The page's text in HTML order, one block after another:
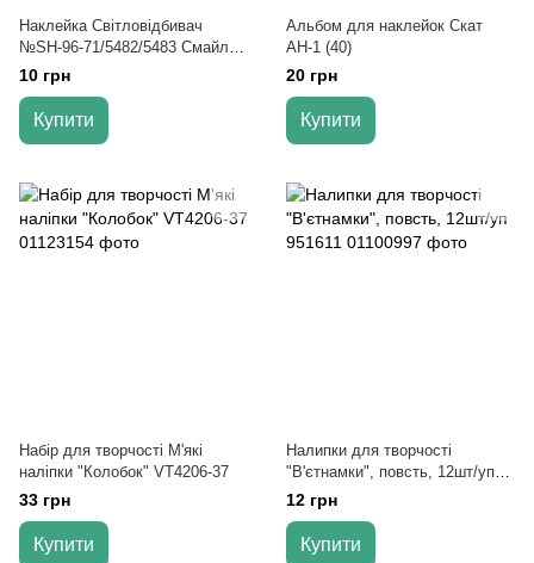
Наклейка Світловідбивач
№SH-96-71/5482/5483 Смайл/
Лапа-Рука 18,5*14,5 см.
(середня) (12-50-100)
10 грн
Купити
Альбом для наклейок Скат
АН-1 (40)
20 грн
Купити
Набір для творчості М'які
наліпки "Колобок" VT4206-37
33 грн
Купити
Налипки для творчості
"В'єтнамки", повсть, 12шт/уп
951611
12 грн
Купити